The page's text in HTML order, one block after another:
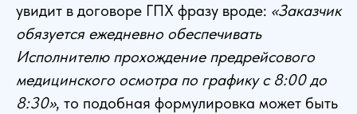
увидит в договоре ГПХ фразу вроде: «Заказчик
обязуется ежедневно обеспечивать
Исполнителю прохождение предрейсового
медицинского осмотра по графику с 8:00 до
8:30», то подобная формулировка может быть